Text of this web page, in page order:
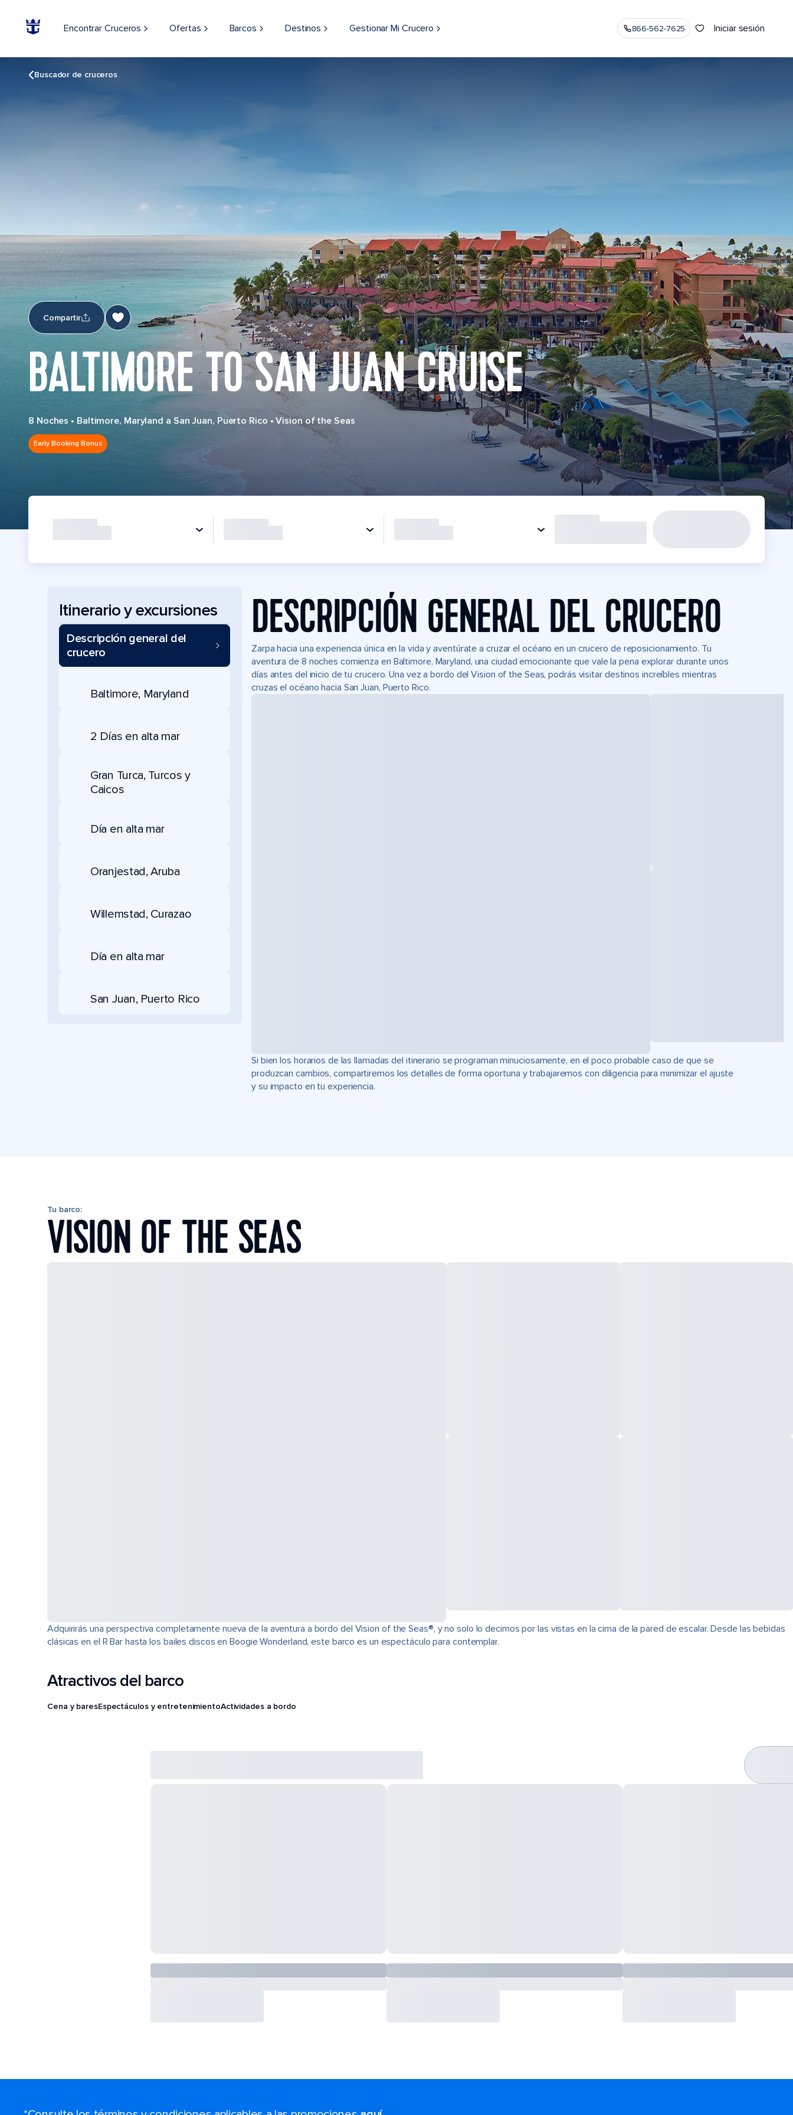
Encontrar Cruceros Ofertas Barcos Destinos Gestionar Mi Crucero 866-562-7625 Iniciar sesión
Buscador de cruceros
Compartir
BALTIMORE TO SAN JUAN CRUISE
8 Noches • Baltimore, Maryland a San Juan, Puerto Rico •Vision of the Seas
Early Booking Bonus
Itinerario y excursiones
Descripción general del
crucero
Baltimore, Maryland
2 Días en alta mar
Gran Turca, Turcos y
Caicos
Día en alta mar
Oranjestad, Aruba
Willemstad, Curazao
Día en alta mar
San Juan, Puerto Rico
DESCRIPCIÓN GENERAL DEL CRUCERO
Zarpa hacia una experiencia única en la vida y aventúrate a cruzar el océano en un crucero de reposicionamiento. Tu
aventura de 8 noches comienza en Baltimore, Maryland, una ciudad emocionante que vale la pena explorar durante unos
días antes del inicio de tu crucero. Una vez a bordo del Vision of the Seas, podrás visitar destinos increíbles mientras
cruzas el océano hacia San Juan, Puerto Rico.
Si bien los horarios de las llamadas del itinerario se programan minuciosamente, en el poco probable caso de que se
produzcan cambios, compartiremos los detalles de forma oportuna y trabajaremos con diligencia para minimizar el ajuste
y su impacto en tu experiencia.
Tu barco:
VISION OF THE SEAS
Adquirirás una perspectiva completamente nueva de la aventura a bordo del Vision of the Seas®, y no solo lo decimos por las vistas en la cima de la pared de escalar. Desde las bebidas
clásicas en el R Bar hasta los bailes discos en Boogie Wonderland, este barco es un espectáculo para contemplar.
Atractivos del barco
Cena y baresEspectáculos y entretenimientoActividades a bordo